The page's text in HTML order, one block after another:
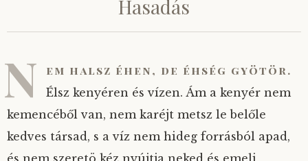
Hasadás
N em halsz éhen, de éhség gyötör.
Élsz kenyéren és vízen. Ám a kenyér nem
kemencéből van, nem karéjt metsz le belőle
kedves társad, s a víz nem hideg forrásból apad,
és nem szeretö kéz nyújtja neked és emeli